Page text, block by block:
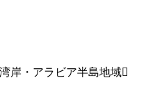
湾岸・アラビア半島地域